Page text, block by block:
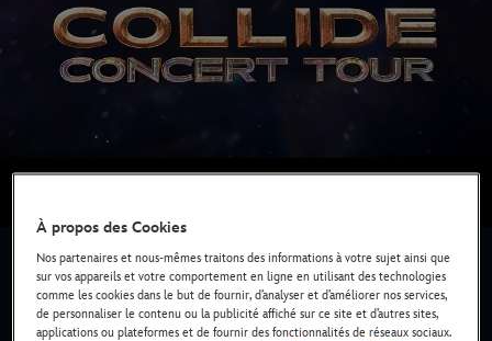
À propos des Cookies
Nos partenaires et nous-mêmes traitons des informations à votre sujet ainsi que
sur vos appareils et votre comportement en ligne en utilisant des technologies
comme les cookies dans le but de fournir, d’analyser et d’améliorer nos services,
de personnaliser le contenu ou la publicité affiché sur ce site et d’autres sites,
applications ou plateformes et de fournir des fonctionnalités de réseaux sociaux.